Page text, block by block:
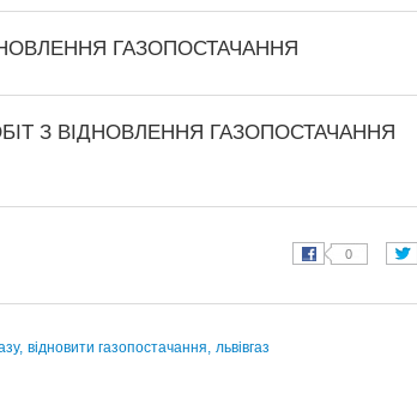
ГАЗОПОСТАЧАННЯ
З ВІДНОВЛЕННЯ ГАЗОПОСТАЧАННЯ
відновити газопостачання, львівгаз